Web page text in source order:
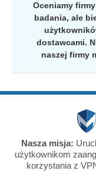
Oceniamy
badania, ale
dostawcami.
naszej firmy
Nasza misja:
użytkownikom
korzystania z